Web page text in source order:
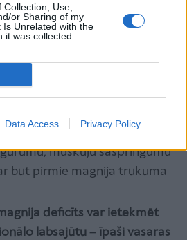
Use,
or Sharing of my
Is Unrelated with the
it was collected.
Data Access Privacy Policy
magnija iedarbību, svarīgi to
ieteikumi:
krampju risku.
kvalitāti.
muskuļu saspringumu
būt pirmie magnija trūkuma
deficīts var ietekmēt
labsajūtu – īpaši vasaras